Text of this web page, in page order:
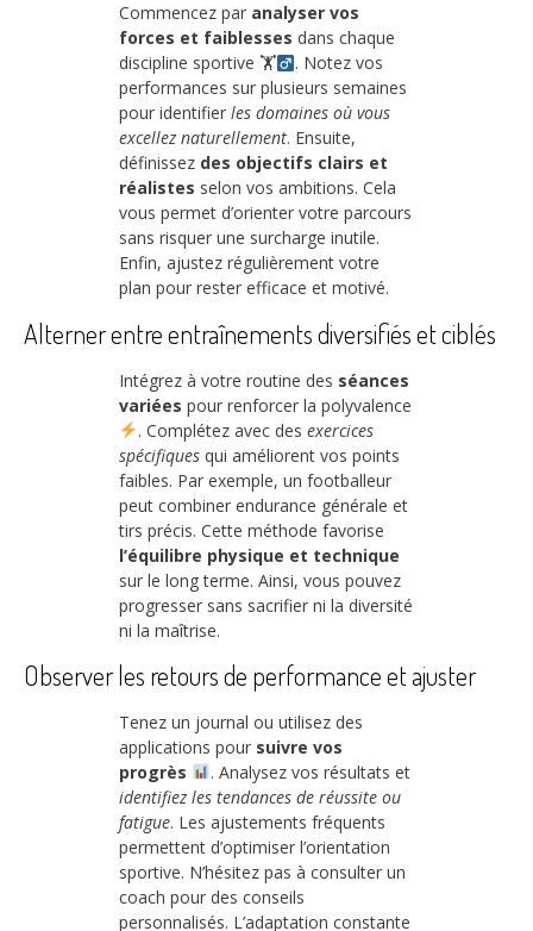
Commencez par analyser vos
forces et faiblesses dans chaque
discipline sportive 🏋
. Notez vos
performances sur plusieurs semaines
pour identifier les domaines où vous
excellez naturellement. Ensuite,
définissez des objectifs clairs et
réalistes selon vos ambitions. Cela
vous permet d’orienter votre parcours
sans risquer une surcharge inutile.
Enfin, ajustez régulièrement votre
plan pour rester efficace et motivé.
Alterner entre entraînements diversifiés et ciblés
Intégrez à votre routine des séances
variées pour renforcer la polyvalence
. Complétez avec des exercices
spécifiques qui améliorent vos points
faibles. Par exemple, un footballeur
peut combiner endurance générale et
tirs précis. Cette méthode favorise
l’équilibre physique et technique
sur le long terme. Ainsi, vous pouvez
progresser sans sacrifier ni la diversité
ni la maîtrise.
Observer les retours de performance et ajuster
Tenez un journal ou utilisez des
applications pour suivre vos
progrès
. Analysez vos résultats et
identifiez les tendances de réussite ou
fatigue. Les ajustements fréquents
permettent d’optimiser l’orientation
sportive. N’hésitez pas à consulter un
coach pour des conseils
personnalisés. L’adaptation constante